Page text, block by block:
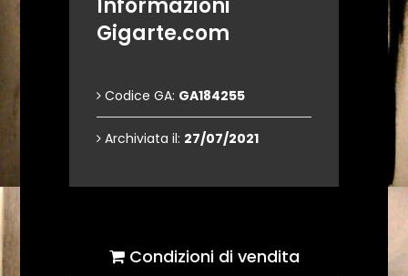
Informazioni
Gigarte.com
Codice GA: GA184255
Archiviata il: 27/07/2021
Condizioni di vendita